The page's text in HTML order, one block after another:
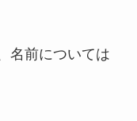
名前については